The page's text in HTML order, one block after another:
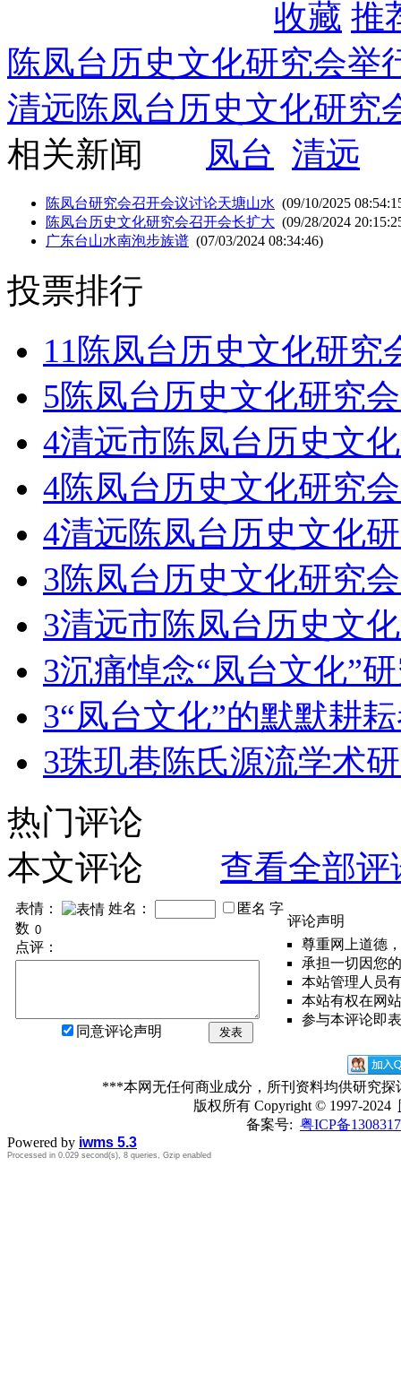
收藏 推
陈凤台历史文化研究会举
清远陈凤台历史文化研究
相关新闻
凤台 清远
陈凤台研究会召开会议讨论天塘山水 (09/10/2025
陈凤台历史文化研究会召开会长扩大 (09/28/2024
广东台山水南泡步族谱 (07/03/2024 08:34:46)
投票排行
11陈凤台历史文化研究
5陈凤台历史文化研究
4清远市陈凤台历史文
4陈凤台历史文化研究
4清远陈凤台历史文化
3陈凤台历史文化研究
3清远市陈凤台历史文
3沉痛悼念“凤台文化”
3“凤台文化”的默默耕
3珠玑巷陈氏源流学术
热门评论
本文评论
查看全部评
表情： 姓名： 匿名 字
数
点评：
同意评论声明 发表
评论声明
尊重网上道德
承担一切因您
本站管理人员
本站有权在网
参与本评论即
***本网无任何商业成分，所刊资料均供研究
版权所有 Copyright © 1997-2024
备案号: 粤ICP备
Powered by iwms 5.3
Processed in 0.029 second(s), 8 queries, Gzip enabled